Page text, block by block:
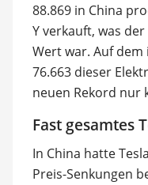
88.869 in China
Y verkauft, was
Wert war. Auf
76.663 dieser
neuen Rekord nur
Fast gesamtes
In China hatte
Preis-Senkungen